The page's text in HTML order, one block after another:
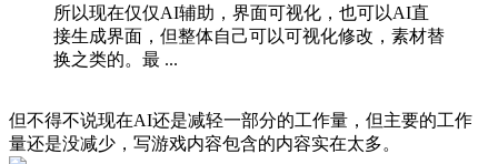
所以现在仅仅AI辅助，界面可视化，也可以AI直
接生成界面，但整体自己可以可视化修改，素材替
换之类的。最 ...
但不得不说现在AI还是减轻一部分的工作量，但主要的工作
量还是没减少，写游戏内容包含的内容实在太多。